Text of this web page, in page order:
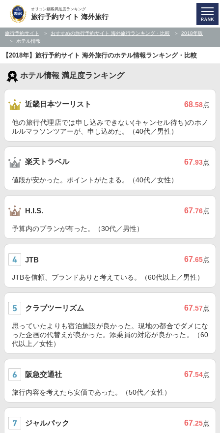
オリコン顧客満足度ランキング
旅行予約サイト 海外旅行
旅行予約サイト おすすめの旅行予約サイト 海外旅行ランキング・比較
2018年版
ホテル情報
【2018年】旅行予約サイト 海外旅行のホテル情報ランキング・比較
ホテル情報 満足度ランキング
近畿日本ツーリスト 68.58点
他の旅行代理店では申し込みできない(キャンセル待ち)のホノ
ルルマラソンツアーが、申し込めた。（40代／男性）
楽天トラベル 67.93点
値段が安かった。ポイントがたまる。（40代／女性）
H.I.S. 67.76点
予算内のプランが有った。（30代／男性）
JTB 67.65点
JTBを信頼、ブランドありと考えている。（60代以上／男性）
クラブツーリズム 67.57点
思っていたよりも宿泊施設が良かった。現地の都合でダメにな
った企画の代替えが良かった。添乗員の対応が良かった。（60
代以上／女性）
阪急交通社 67.54点
旅行内容を考えたら安価であった。（50代／女性）
ジャルパック 67.25点